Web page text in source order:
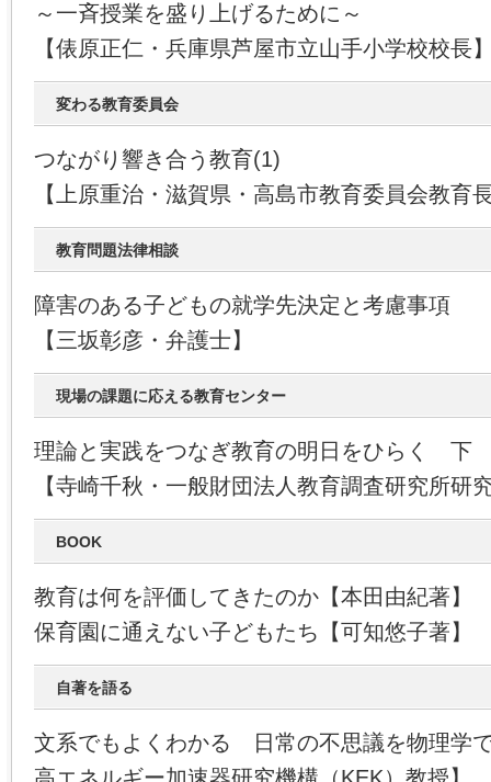
～一斉授業を盛り上げるために～
【俵原正仁・兵庫県芦屋市立山手小学校校長
変わる教育委員会
つながり響き合う教育(1)
【上原重治・滋賀県・高島市教育委員会教育
教育問題法律相談
障害のある子どもの就学先決定と考慮事項
【三坂彰彦・弁護士】
現場の課題に応える教育センター
理論と実践をつなぎ教育の明日をひらく 下
【寺崎千秋・一般財団法人教育調査研究所研
BOOK
教育は何を評価してきたのか【本田由紀著】
保育園に通えない子どもたち【可知悠子著】
自著を語る
文系でもよくわかる 日常の不思議を物理学